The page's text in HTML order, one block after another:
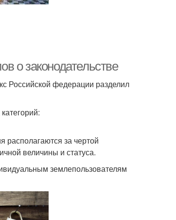
о законодательстве
Российской федерации разделил
располагаются за чертой
величины и статуса.
землепользователям